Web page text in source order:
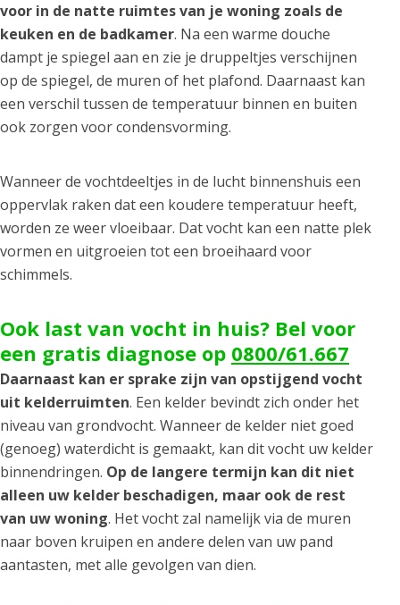
voor in de natte ruimtes van je woning zoals de
keuken en de badkamer. Na een warme douche
dampt je spiegel aan en zie je druppeltjes verschijnen
op de spiegel, de muren of het plafond. Daarnaast kan
een verschil tussen de temperatuur binnen en buiten
ook zorgen voor condensvorming.
Wanneer de vochtdeeltjes in de lucht binnenshuis een
oppervlak raken dat een koudere temperatuur heeft,
worden ze weer vloeibaar. Dat vocht kan een natte plek
vormen en uitgroeien tot een broeihaard voor
schimmels.
Ook last van vocht in huis? Bel voor
een gratis diagnose op 0800/61.667
Daarnaast kan er sprake zijn van opstijgend vocht
uit kelderruimten. Een kelder bevindt zich onder het
niveau van grondvocht. Wanneer de kelder niet goed
(genoeg) waterdicht is gemaakt, kan dit vocht uw kelder
binnendringen. Op de langere termijn kan dit niet
alleen uw kelder beschadigen, maar ook de rest
van uw woning. Het vocht zal namelijk via de muren
naar boven kruipen en andere delen van uw pand
aantasten, met alle gevolgen van dien.